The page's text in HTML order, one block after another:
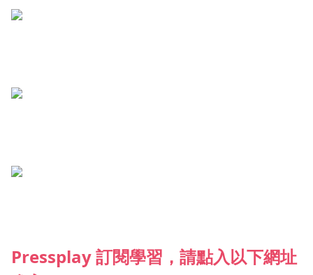
Pressplay 訂閱學習，請點入以下網址